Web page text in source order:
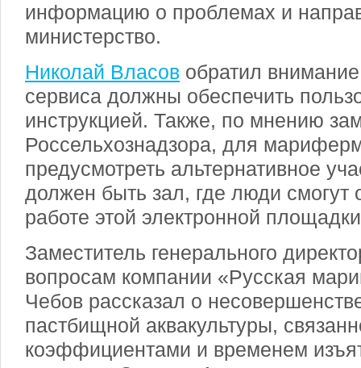
информацию о проблемах и
министерство.
Николай Власов обратил
сервиса должны обеспечить
инструкцией. Также, по мнению
Россельхознадзора, для
предусмотреть альтернативное
должен быть зал, где люди смогут
работе этой электронной
Заместитель генерального
вопросам компании «Русская
Чебов рассказал о
пастбищной аквакультуры,
коэффициентами и временем